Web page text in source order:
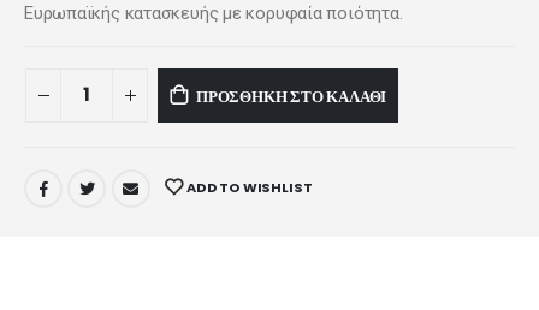
Ευρωπαϊκής κατασκευής με κορυφαία ποιότητα.
ΠΡΟΣΘΉΚΗ ΣΤΟ ΚΑΛΆΘΙ
ADD TO WISHLIST